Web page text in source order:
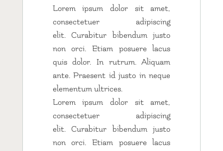
Lorem ipsum dolor sit amet,
consectetuer adipiscing
elit. Curabitur bibendum justo
non orci. Etiam posuere lacus
quis dolor. In rutrum. Aliquam
ante. Praesent id justo in neque
elementum ultrices.
Lorem ipsum dolor sit amet,
consectetuer adipiscing
elit. Curabitur bibendum justo
non orci. Etiam posuere lacus